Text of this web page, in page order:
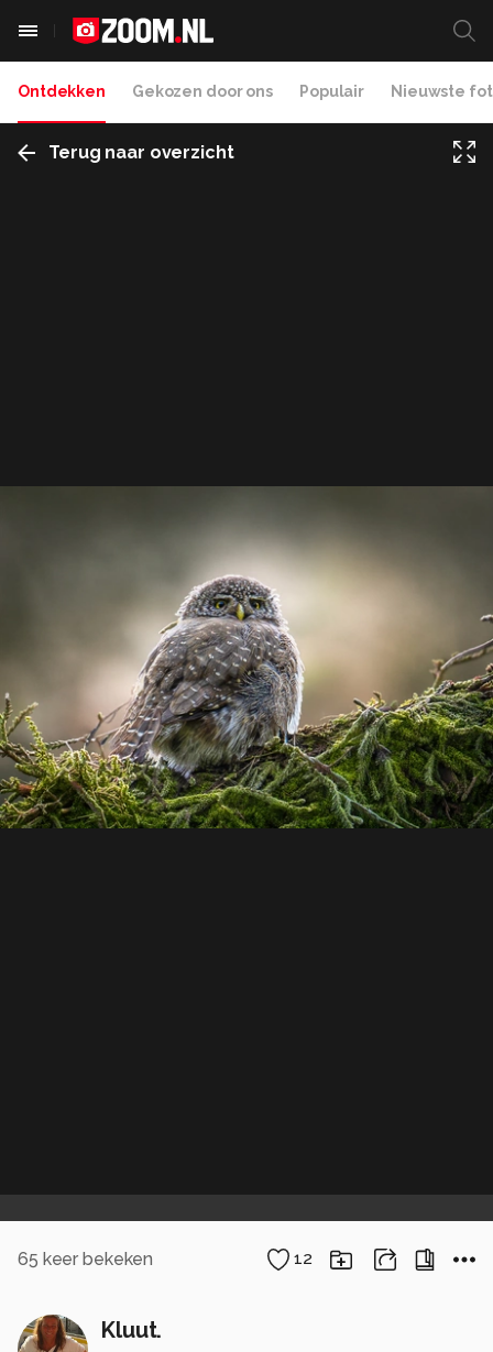
Ontdekken Gekozen door ons Populair Nieuwste
Terug naar overzicht
65 keer bekeken 12
Kluut.